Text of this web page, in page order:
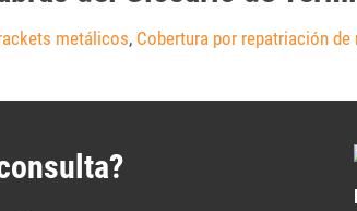
metálicos, Cobertura por repatriación